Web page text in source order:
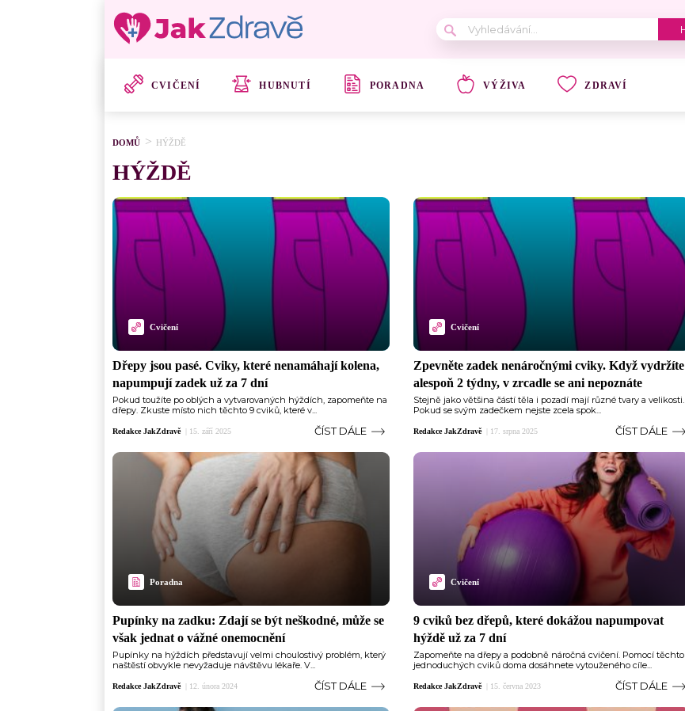
CVIČENÍ HUBNUTÍ PORADNA VÝŽIVA ZDRAVÍ
DOMŮ HÝŽDĚ
HÝŽDĚ
Cvičení
Dřepy jsou pasé. Cviky, které nenamáhají kolena,
napumpují zadek už za 7 dní
Pokud toužíte po oblých a vytvarovaných hýždích, zapomeňte na
dřepy. Zkuste místo nich těchto 9 cviků, které v...
Redakce JakZdravě 15. září 2025 ČÍST DÁLE
Cvičení
Zpevněte zadek nenáročnými cviky. Když vydržíte
alespoň 2 týdny, v zrcadle se ani nepoznáte
Stejně jako většina částí těla i pozadí mají různé tvary a velikosti.
Pokud se svým zadečkem nejste zcela spok...
Redakce JakZdravě 17. srpna 2025 ČÍST DÁLE
Poradna
Pupínky na zadku: Zdají se být neškodné, může se
však jednat o vážné onemocnění
Pupínky na hýždích představují velmi choulostivý problém, který
naštěstí obvykle nevyžaduje návštěvu lékaře. V...
Redakce JakZdravě 12. února 2024 ČÍST DÁLE
Cvičení
9 cviků bez dřepů, které dokážou napumpovat
hýždě už za 7 dní
Zapomeňte na dřepy a podobně náročná cvičení. Pomocí těchto
jednoduchých cviků doma dosáhnete vytouženého cíle...
Redakce JakZdravě 15. června 2023 ČÍST DÁLE